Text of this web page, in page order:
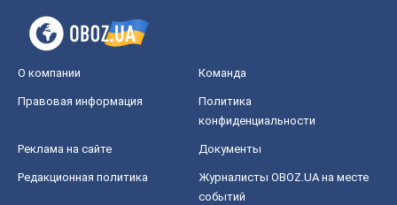
О компании Команда
Правовая информация
Политика
конфиденциальности
Реклама на сайте Документы
Редакционная политика
Журналисты OBOZ.UA на месте
событий